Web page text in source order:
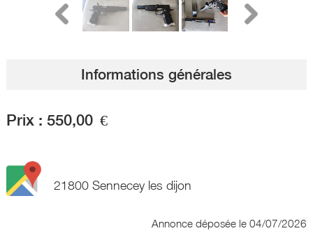
Informations générales
Prix : 550,00 €
21800 Sennecey les dijon
Annonce déposée le 04/07/2026